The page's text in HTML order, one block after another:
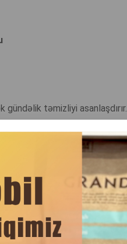
təmizliyi asanlaşdırır.
sitrus ətri ilə doldurur.
təmizləməsindən keçir.
üçün.
♻️)